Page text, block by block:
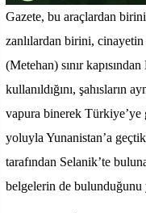
Gazete, bu araçlardan
zanlılardan birini,
(Metehan) sınır
kullanıldığını, şahısların
vapura binerek Türkiye’ye
yoluyla Yunanistan’a
tarafından Selanik’te
belgelerin de bulunduğunu